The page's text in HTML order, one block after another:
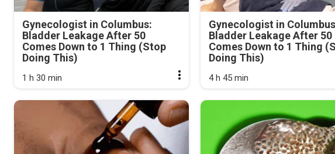
Gynecologist in Columbus:
Bladder Leakage After 50
Comes Down to 1 Thing (Stop
Doing This)
1 h 30 min
Gynecologist in
Bladder Leakage After 50
Comes Down to 1 Thing
Doing This)
4 h 45 min